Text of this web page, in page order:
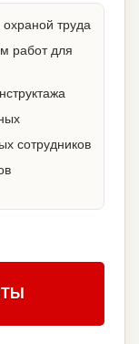
труда
работ для
сотрудников